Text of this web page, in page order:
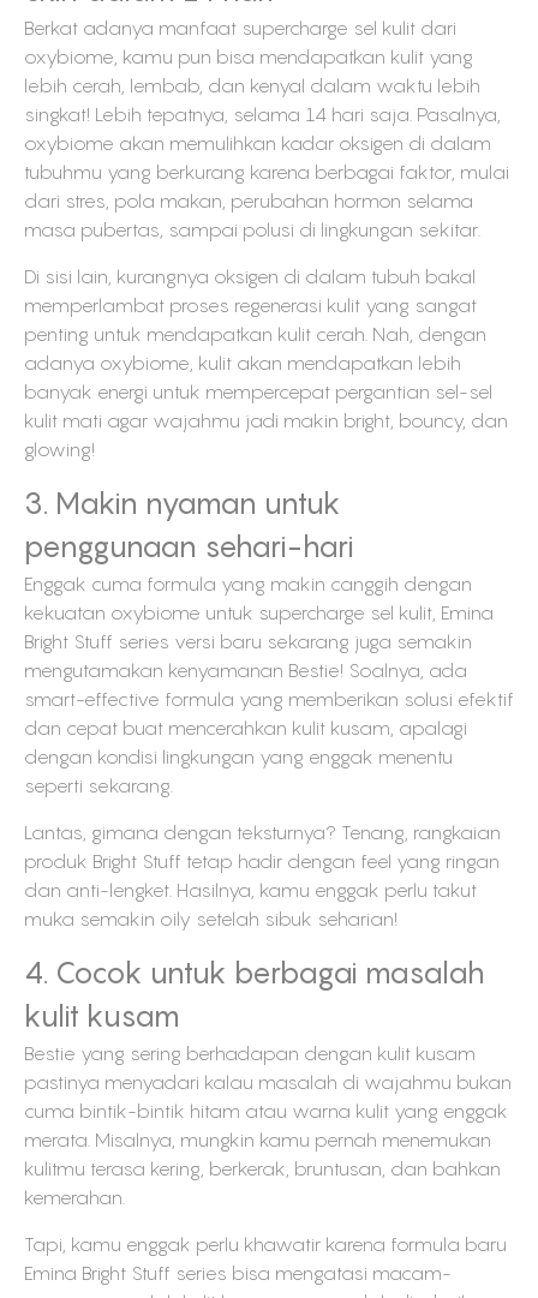
Berkat adanya manfaat supercharge sel kulit dari
oxybiome, kamu pun bisa mendapatkan kulit yang
lebih cerah, lembab, dan kenyal dalam waktu lebih
singkat! Lebih tepatnya, selama 14 hari saja. Pasalnya,
oxybiome akan memulihkan kadar oksigen di dalam
tubuhmu yang berkurang karena berbagai faktor, mulai
dari stres, pola makan, perubahan hormon selama
masa pubertas, sampai polusi di lingkungan sekitar.
Di sisi lain, kurangnya oksigen di dalam tubuh bakal
memperlambat proses regenerasi kulit yang sangat
penting untuk mendapatkan kulit cerah. Nah, dengan
adanya oxybiome, kulit akan mendapatkan lebih
banyak energi untuk mempercepat pergantian sel-sel
kulit mati agar wajahmu jadi makin bright, bouncy, dan
glowing!
3. Makin nyaman untuk
penggunaan sehari-hari
Enggak cuma formula yang makin canggih dengan
kekuatan oxybiome untuk supercharge sel kulit, Emina
Bright Stuff series versi baru sekarang juga semakin
mengutamakan kenyamanan Bestie! Soalnya, ada
smart-effective formula yang memberikan solusi efektif
dan cepat buat mencerahkan kulit kusam, apalagi
dengan kondisi lingkungan yang enggak menentu
seperti sekarang.
Lantas, gimana dengan teksturnya? Tenang, rangkaian
produk Bright Stuff tetap hadir dengan feel yang ringan
dan anti-lengket. Hasilnya, kamu enggak perlu takut
muka semakin oily setelah sibuk seharian!
4. Cocok untuk berbagai masalah
kulit kusam
Bestie yang sering berhadapan dengan kulit kusam
pastinya menyadari kalau masalah di wajahmu bukan
cuma bintik-bintik hitam atau warna kulit yang enggak
merata. Misalnya, mungkin kamu pernah menemukan
kulitmu terasa kering, berkerak, bruntusan, dan bahkan
kemerahan.
Tapi, kamu enggak perlu khawatir karena formula baru
Emina Bright Stuff series bisa mengatasi macam-